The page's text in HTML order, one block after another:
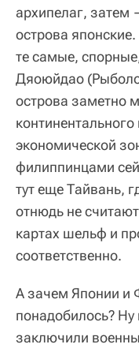
архипелаг, затем
острова
те самые,
Дяоюйдао
острова заметно
экономической
филиппинцами
тут еще Тайвань,
отнюдь не
картах шельф и
соответственно.
А зачем Японии и
понадобилось? Ну
заключили